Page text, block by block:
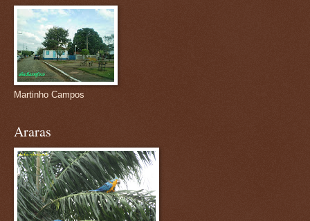
Martinho Campos
Araras